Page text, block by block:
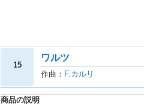
15
ワルツ
作曲： F.カルリ
商品の説明